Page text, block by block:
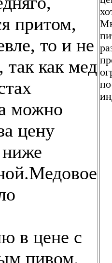
притом,
то и не
так как мед
можно
цену
ниже
в цене с
пивом.